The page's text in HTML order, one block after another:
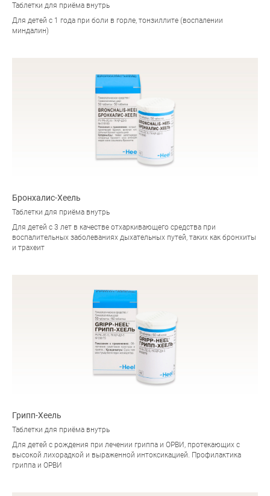
Таблетки для приёма внутрь
Для детей с 1 года при боли в горле, тонзиллите (воспалении
миндалин)
Бронхалис-Хеель
Таблетки для приёма внутрь
Для детей с 3 лет в качестве отхаркивающего средства при
воспалительных заболеваниях дыхательных путей, таких как бронхиты
и трахеит
Грипп-Хеель
Таблетки для приёма внутрь
Для детей с рождения при лечении гриппа и ОРВИ, протекающих с
высокой лихорадкой и выраженной интоксикацией. Профилактика
гриппа и ОРВИ